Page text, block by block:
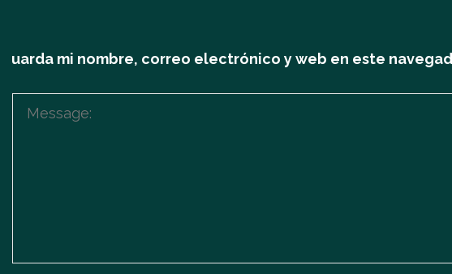
Guarda mi nombre, correo electrónico y web en este